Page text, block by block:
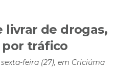
livrar de drogas,
por tráfico
feira (27), em Criciúma